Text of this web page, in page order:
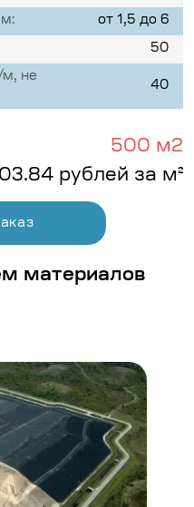
от 1,5 до 6
50
м, не
40
500 м2
рублей за м²
материалов